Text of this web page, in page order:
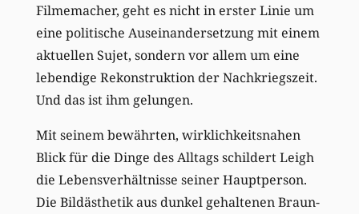
Filmemacher, geht es nicht in erster Linie um
eine politische Auseinandersetzung mit einem
aktuellen Sujet, sondern vor allem um eine
lebendige Rekonstruktion der Nachkriegszeit.
Und das ist ihm gelungen.
Mit seinem bewährten, wirklichkeitsnahen
Blick für die Dinge des Alltags schildert Leigh
die Lebensverhältnisse seiner Hauptperson.
Die Bildästhetik aus dunkel gehaltenen Braun-